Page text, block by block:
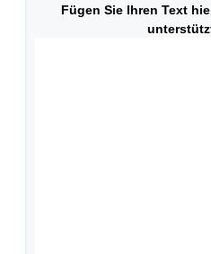
Fügen Sie Ihren Text